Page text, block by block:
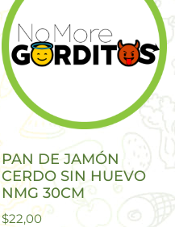
PAN DE JAMÓN
CERDO SIN HUEVO
NMG 30CM
$22,00